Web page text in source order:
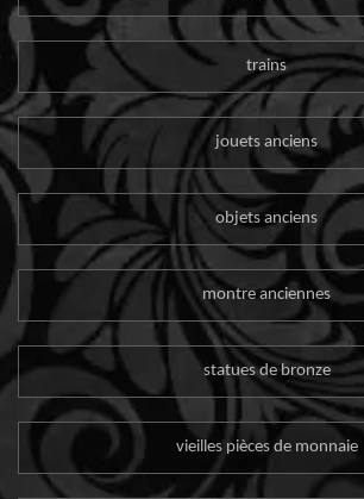
trains
jouets anciens
objets anciens
montre anciennes
statues de bronze
vieilles pièces de monnaie